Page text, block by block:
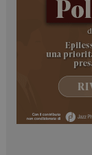
I
sito
_ga